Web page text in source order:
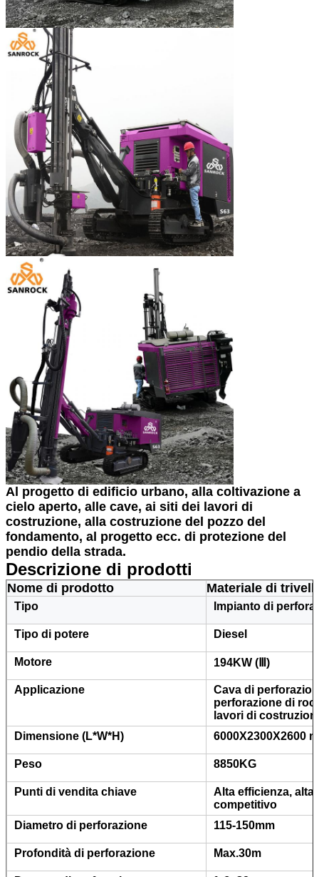
Al progetto di edificio urbano, alla coltivazione a
cielo aperto, alle cave, ai siti dei lavori di
costruzione, alla costruzione del pozzo del
fondamento, al progetto ecc. di protezione del
pendio della strada.
Descrizione di prodotti
Nome di prodotto Materiale di
Tipo Impianto di
Tipo di potere Diesel
Motore 194KW (Ⅲ)
Applicazione
Cava di
perforazione di
lavori di
Dimensione (L*W*H)
6000X2300X2600
Peso 8850KG
Punti di vendita chiave
Alta efficienza,
competitivo
Diametro di perforazione
115-150mm
Profondità di perforazione Max.30m